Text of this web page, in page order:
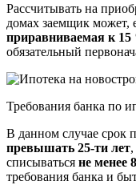
Рассчитывать на
домах заемщик может,
приравниваемая к 15
обязательный
Требования банка по
В данном случае срок
превышать 25-ти лет
списываться не менее
требования банка и